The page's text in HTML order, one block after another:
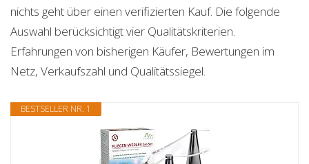
nichts geht über einen verifizierten Kauf. Die folgende
Auswahl berücksichtigt vier Qualitätskriterien.
Erfahrungen von bisherigen Käufer, Bewertungen im
Netz, Verkaufszahl und Qualitätssiegel.
BESTSELLER NR. 1